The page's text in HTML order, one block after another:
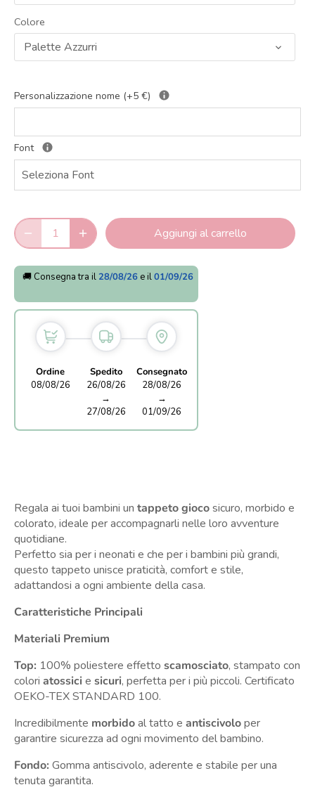
Colore
Palette Azzurri
Personalizzazione nome (+5 €)
Font
Aggiungi al carrello
🚚 Consegna tra il 28/08/26 e il01/09/26
Ordine
08/08/26
Spedito
26/08/26
→
27/08/26
Consegnato
28/08/26
→
01/09/26
Regala ai tuoi bambini un tappeto giocosicuro, morbido e
colorato, ideale per accompagnarli nelle loro avventure
quotidiane.
Perfetto sia per i neonati e che per i bambini più grandi,
questo tappeto unisce praticità, comfort e stile,
adattandosi a ogni ambiente della casa.
Caratteristiche Principali
Materiali Premium
Top: 100% poliestere effetto scamosciato, stampato con
colori atossicie sicuri, perfetta per i più piccoli. Certificato
OEKO-TEX STANDARD 100.
Incredibilmente morbidoal tatto e antiscivoloper
garantire sicurezza ad ogni movimento del bambino.
Fondo: Gomma antiscivolo, aderente e stabile per una
tenuta garantita.